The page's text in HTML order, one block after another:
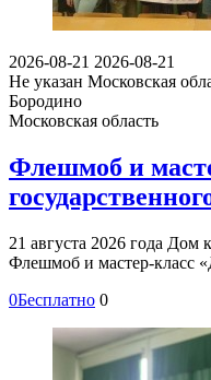
2026-08-21 2026-08-21
Не указан Московская
Бородино
Московская область
Флешмоб и
21 августа 2026 года Дом
Флешмоб и мастер-класс
0Бесплатно 0